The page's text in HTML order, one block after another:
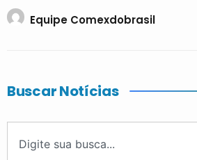
Equipe Comexdobrasil
Buscar Notícias